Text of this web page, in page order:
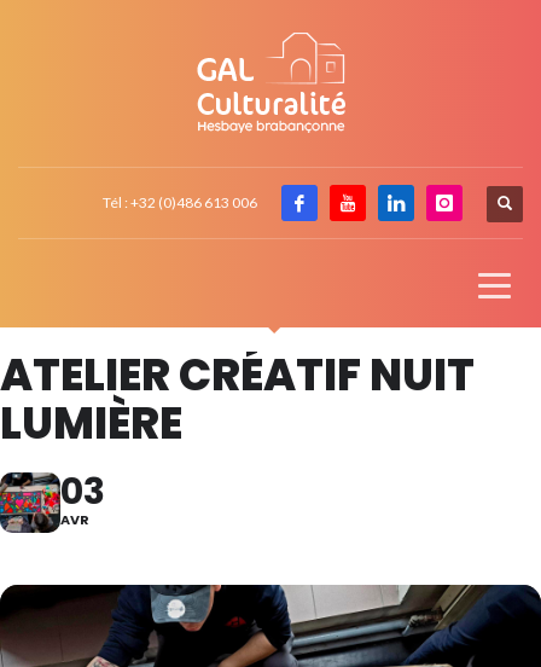
Tél : +32 (0)486 613 006
ATELIER CRÉATIF NUIT
LUMIÈRE
03
AVR